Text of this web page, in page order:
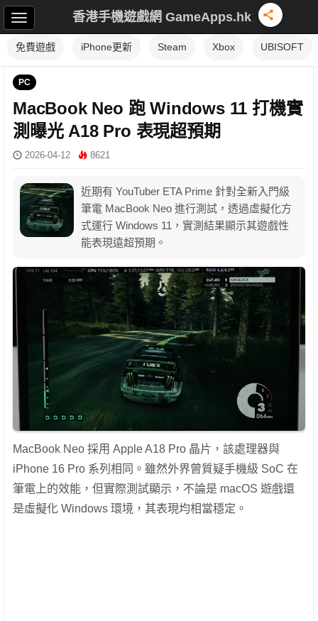
香港手機遊戲網 GameApps.hk
免費遊戲 iPhone更新 Steam Xbox UBISOFT
PC
MacBook Neo 跑 Windows 11 打機實
測曝光 A18 Pro 表現超預期
2026-04-12 8621
近期有 YouTuber ETA Prime 針對全新入門級
筆電 MacBook Neo 進行測試，透過虛擬化方
式運行 Windows 11，實測結果顯示其遊戲性
能表現遠超預期。
MacBook Neo 採用 Apple A18 Pro 晶片，該處理器與
iPhone 16 Pro 系列相同。雖然外界曾質疑手機級 SoC 在
筆電上的效能，但實際測試顯示，不論是 macOS 遊戲還
是虛擬化 Windows 環境，其表現均相當穩定。